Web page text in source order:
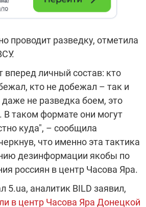
проводит разведку, отметила
личный состав: кто
кто не добежал – так и
даже не разведка боем, это
В таком формате они могут
куда", – сообщила
что именно эта тактика
дезинформации якобы по
россиян в центр Часова Яра.
5.ua, аналитик BILD заявил,
в центр Часова Яра Донецкой